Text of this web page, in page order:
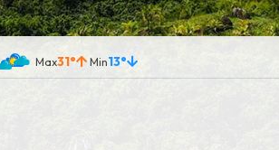
31° 13°